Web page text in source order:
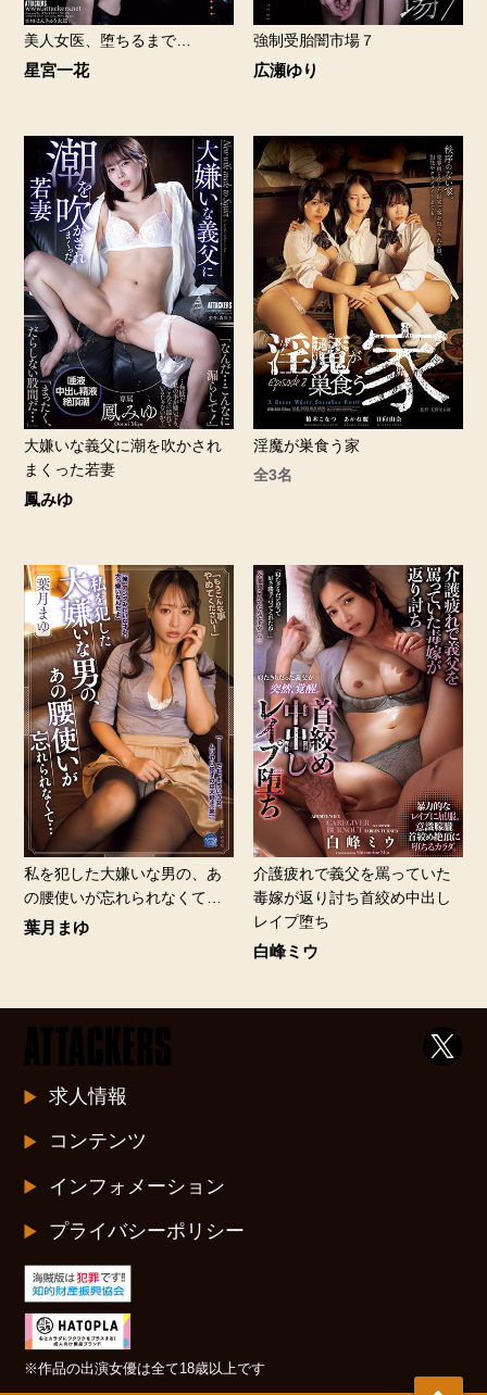
美人女医、堕ちるまで…
星宮一花
強制受胎闇市場７
広瀬ゆり
大嫌いな義父に潮を吹かされ
まくった若妻
鳳みゆ
淫魔が巣食う家
全3名
私を犯した大嫌いな男の、あ
の腰使いが忘れられなくて…
葉月まゆ
介護疲れで義父を罵っていた
毒嫁が返り討ち首絞め中出し
レイプ堕ち
白峰ミウ
求人情報
コンテンツ
インフォメーション
プライバシーポリシー
※作品の出演女優は全て18歳以上です